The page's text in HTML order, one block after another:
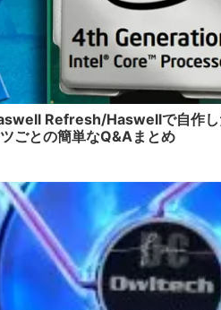
Refresh/Haswellで自作し
ごとの簡単なQ&Aまとめ